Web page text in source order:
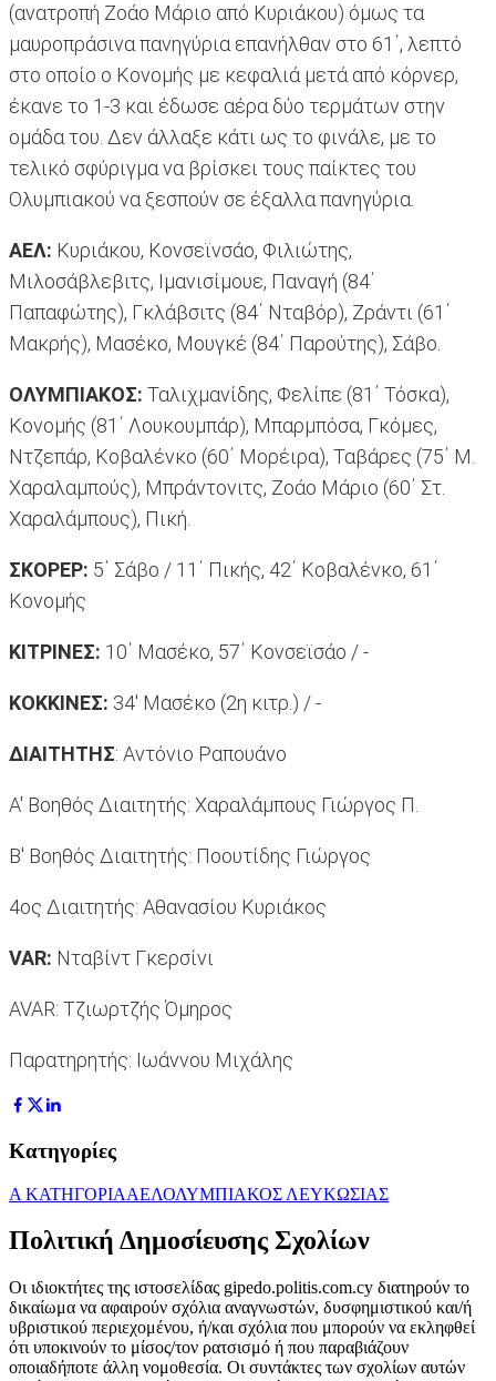
(ανατροπή Ζοάο Μάριο από Κυριάκου) όμως τα
μαυροπράσινα πανηγύρια επανήλθαν στο 61΄, λεπτό
στο οποίο ο Κονομής με κεφαλιά μετά από κόρνερ,
έκανε το 1-3 και έδωσε αέρα δύο τερμάτων στην
ομάδα του. Δεν άλλαξε κάτι ως το φινάλε, με το
τελικό σφύριγμα να βρίσκει τους παίκτες του
Ολυμπιακού να ξεσπούν σε έξαλλα πανηγύρια.
ΑΕΛ: Κυριάκου, Κονσεϊνσάο, Φιλιώτης,
Μιλοσάβλεβιτς, Ιμανισίμουε, Παναγή (84΄
Παπαφώτης), Γκλάβσιτς (84΄ Νταβόρ), Ζράντι (61΄
Μακρής), Μασέκο, Μουγκέ (84΄ Παρούτης), Σάβο.
ΟΛΥΜΠΙΑΚΟΣ: Ταλιχμανίδης, Φελίπε (81΄ Τόσκα),
Κονομής (81΄ Λουκουμπάρ), Μπαρμπόσα, Γκόμες,
Ντζεπάρ, Κοβαλένκο (60΄ Μορέιρα), Ταβάρες (75΄ Μ.
Χαραλαμπούς), Μπράντονιτς, Ζοάο Μάριο (60΄ Στ.
Χαραλάμπους), Πική.
ΣΚΟΡΕΡ: 5΄ Σάβο / 11΄ Πικής, 42΄ Κοβαλένκο, 61΄
Κονομής
ΚΙΤΡΙΝΕΣ: 10΄ Μασέκο, 57΄ Κονσεϊσάο / -
ΚΟΚΚΙΝΕΣ: 34' Μασέκο (2η κιτρ.) / -
ΔΙΑΙΤΗΤΗΣ: Αντόνιο Ραπουάνο
Α' Βοηθός Διαιτητής: Χαραλάμπους Γιώργος Π.
Β' Βοηθός Διαιτητής: Ποουτίδης Γιώργος
4ος Διαιτητής: Αθανασίου Κυριάκος
VAR: Νταβίντ Γκερσίνι
AVAR: Τζιωρτζής Όμηρος
Παρατηρητής: Ιωάννου Μιχάλης
Κατηγορίες
Α ΚΑΤΗΓΟΡΙΑΑΕΛΟΛΥΜΠΙΑΚΟΣ ΛΕΥΚΩΣΙΑΣ
Πολιτική Δημοσίευσης Σχολίων
Οι ιδιοκτήτες της ιστοσελίδας gipedo.politis.com.cy διατηρούν το
δικαίωμα να αφαιρούν σχόλια αναγνωστών, δυσφημιστικού και/ή
υβριστικού περιεχομένου, ή/και σχόλια που μπορούν να εκληφθεί
ότι υποκινούν το μίσος/τον ρατσισμό ή που παραβιάζουν
οποιαδήποτε άλλη νομοθεσία. Οι συντάκτες των σχολίων αυτών